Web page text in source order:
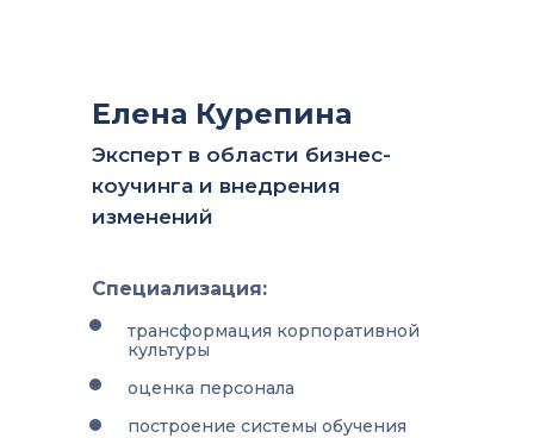
Елена Курепина
Эксперт в области бизнес-
коучинга и внедрения
изменений
Специализация:
трансформация корпоративной
культуры
оценка персонала
построение системы обучения